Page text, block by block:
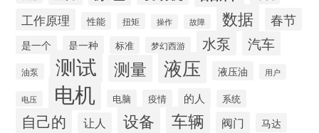
工作原理 性能 扭矩 操作 故障 数据 春节
是一个 是一种 标准 梦幻西游 水泵 汽车
油泵 测试 测量 液压 液压油 用户
电压 电机 电脑 疫情 的人 系统
自己的 让人 设备 车辆 阀门 马达